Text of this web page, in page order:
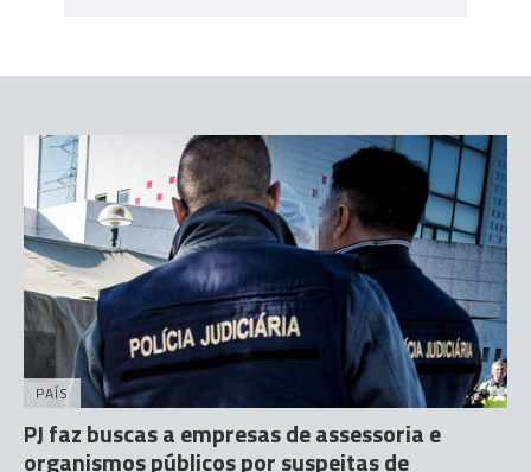
PAÍS
PJ faz buscas a empresas de assessoria e
organismos públicos por suspeitas de